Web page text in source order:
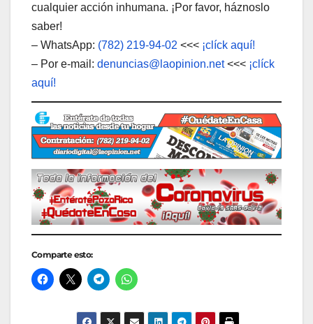
cualquier acción inhumana. ¡Por favor, háznoslo
saber!
– WhatsApp: (782) 219-94-02 <<< ¡clíck aquí!
– Por e-mail: denuncias@laopinion.net<<< ¡clíck
aquí!
Comparte esto: